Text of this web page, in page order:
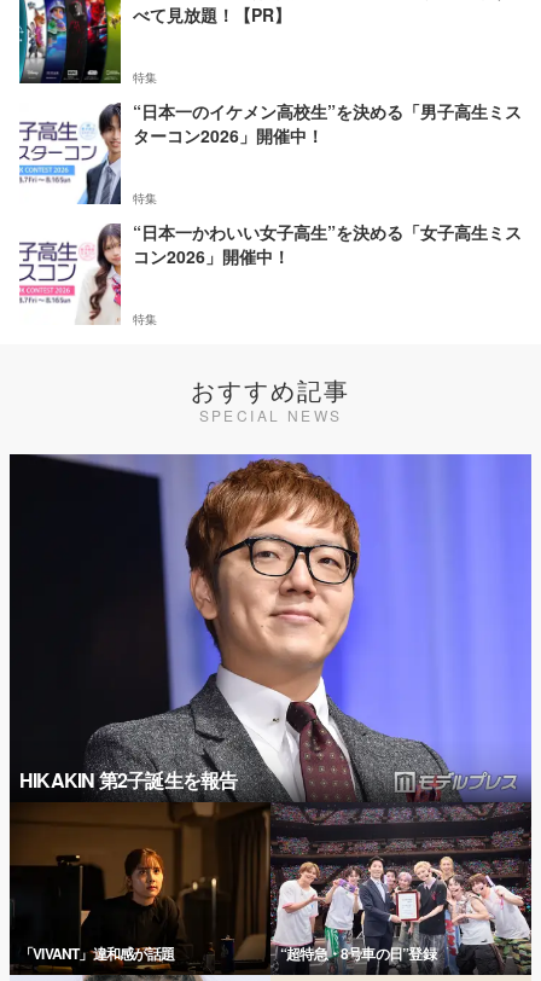
べて見放題！【PR】
特集
“日本一のイケメン高校生”を決める「男子高生ミス
ターコン2026」開催中！
特集
“日本一かわいい女子高生”を決める「女子高生ミス
コン2026」開催中！
特集
おすすめ記事
SPECIAL NEWS
HIKAKIN 第2子誕生を報告
「VIVANT」違和感が話題 “超特急・8号車の日”登録